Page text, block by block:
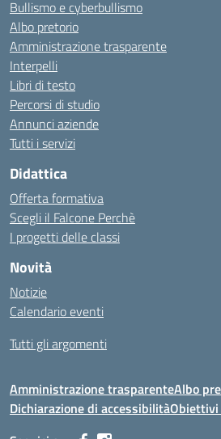
Bullismo e cyberbullismo
Albo pretorio
Amministrazione trasparente
Interpelli
Libri di testo
Percorsi di studio
Annunci aziende
Tutti i servizi
Didattica
Offerta formativa
Scegli il Falcone Perchè
I progetti delle classi
Novità
Notizie
Calendario eventi
Tutti gli argomenti
Amministrazione trasparenteAlbo
Dichiarazione di accessibilità